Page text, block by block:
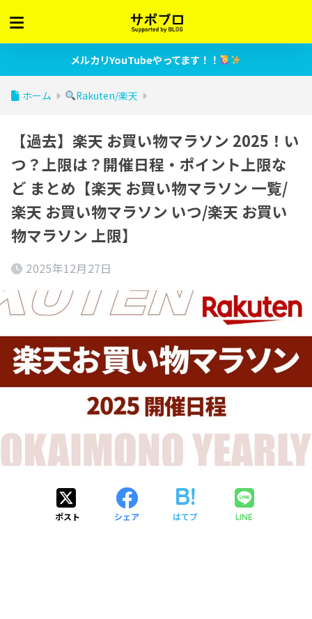
メルカリYouTubeやってます！！
ホーム Rakuten/楽天
【過去】楽天 お買い物マラソン 2025！い
つ？上限は？開催日程・ポイント上限な
ど まとめ【楽天 お買い物マラソン 一覧/
楽天 お買い物マラソン いつ/楽天 お買い
物マラソン 上限】
2025年12月27日
ポスト シェア はてブ LINE